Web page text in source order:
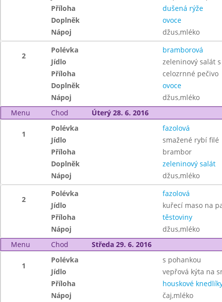
Příloha
dušená rýže
Doplněk
ovoce
Nápoj
džus,mléko
2
Polévka
bramborová
Jídlo
zeleninový salát
Příloha
celozrnné pečivo
Doplněk
ovoce
Nápoj
džus,mléko
Menu
Chod Úterý 28. 6. 2016
1
Polévka
fazolová
Jídlo
smažené rybí filé
Příloha
brambor
Doplněk
zeleninový salát
Nápoj
džus,mléko
2
Polévka
fazolová
Jídlo
kuřecí maso na
Příloha
těstoviny
Nápoj
džus,mléko
Menu
Chod Středa 29. 6. 2016
1
Polévka
s pohankou
Jídlo
vepřová kýta na
Příloha
houskové
Nápoj
čaj,mléko